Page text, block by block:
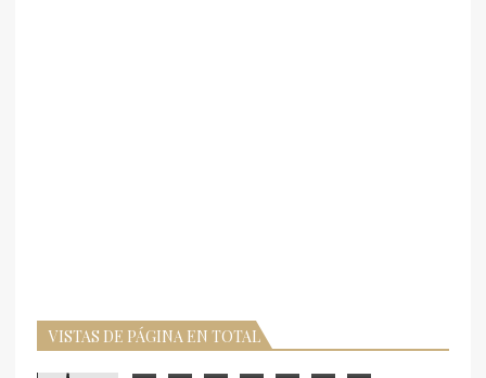
VISTAS DE PÁGINA EN TOTAL